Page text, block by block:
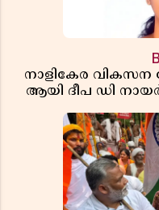
നാളികേര
ആയി ദീപ ഡി